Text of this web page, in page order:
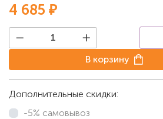
4 685 ₽
В корзину
Дополнительные скидки:
-5% самовывоз